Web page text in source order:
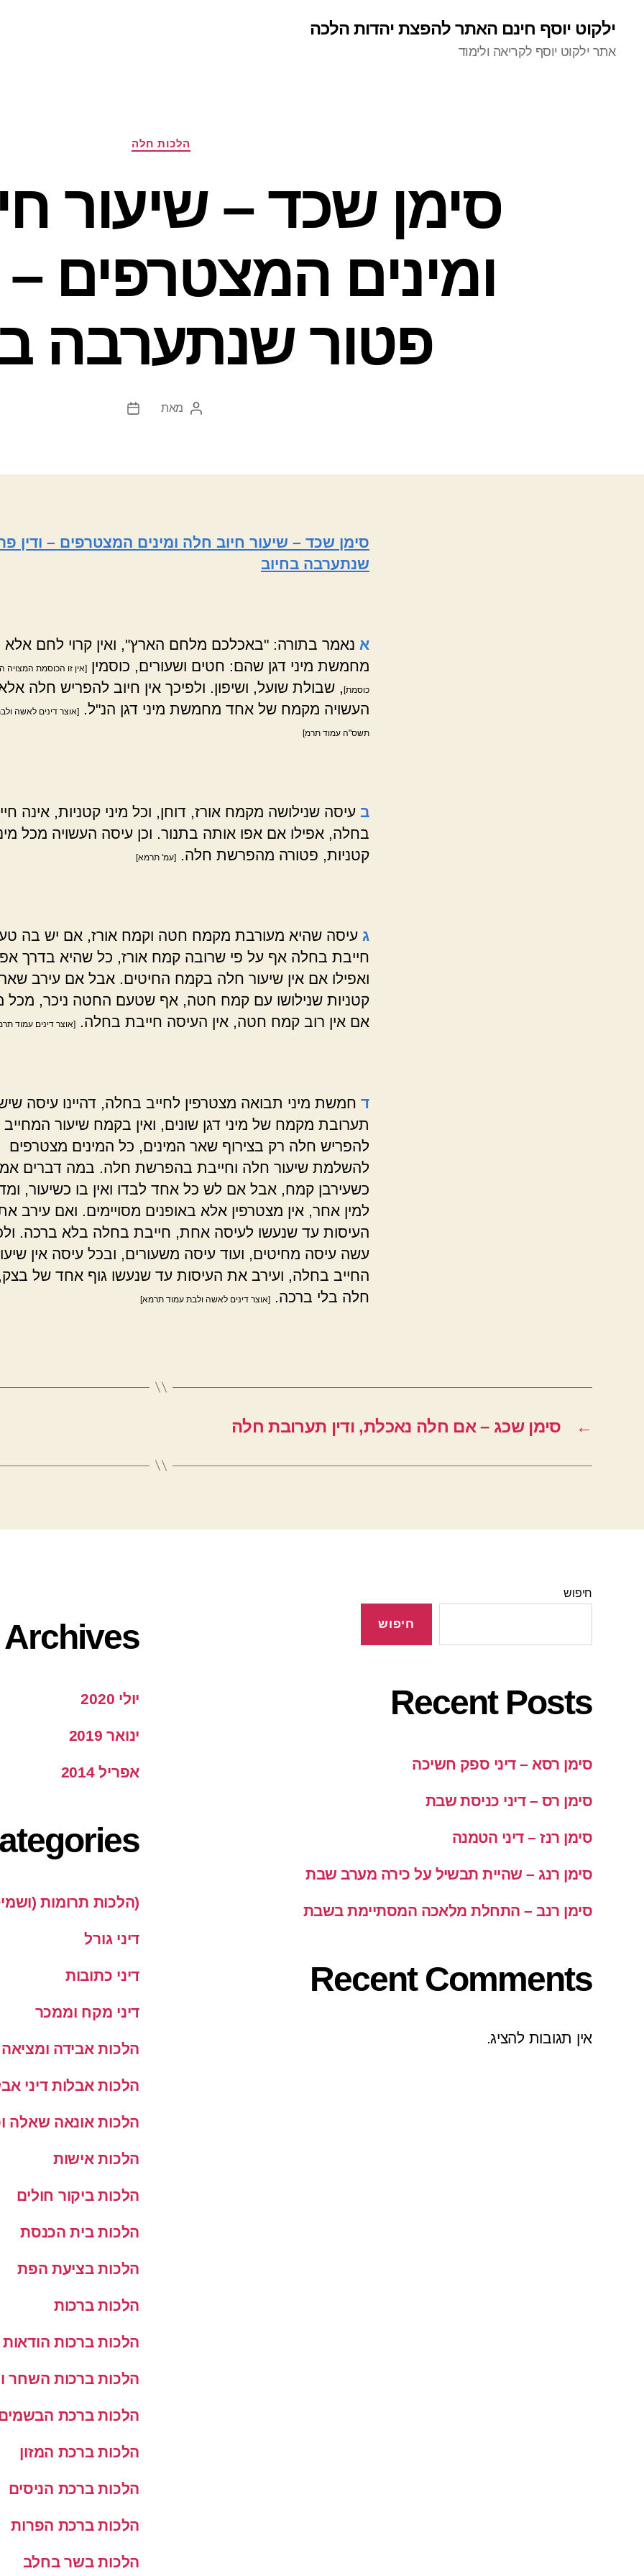
ילקוט יוסף חינם האתר להפצת יהדות הלכה
אתר ילקוט יוסף לקריאה ולימוד
קטגוריות
הלכות חלה
סימן שכד – שיעור
ומינים המצטרפים –
פטור שנתערבה
המחבר
מאת
תאריך
סימן שכד – שיעור חיוב חלה ומינים המצטרפים – ודין
שנתערבה בחיוב
א נאמר בתורה: "באכלכם מלחם הארץ", ואין קרוי לחם
מחמשת מיני דגן שהם: חטים ושעורים, כוסמין [אין זו הכוסמת המצויה
כוסמת] , שבולת שועל, ושיפון. ולפיכך אין חיוב להפריש חלה
העשויה מקמח של אחד מחמשת מיני דגן הנ"ל.
[אוצר דינים לאשה
תשס"ה עמוד תרמ]
ב עיסה שנילושה מקמח אורז, דוחן, וכל מיני קטניות, אינה
בחלה, אפילו אם אפו אותה בתנור. וכן עיסה העשויה מכל
קטניות, פטורה מהפרשת חלה.
[עמ' תרמא]
ג עיסה שהיא מעורבת מקמח חטה וקמח אורז, אם יש בה
חייבת בחלה אף על פי שרובה קמח אורז, כל שהיא בדרך
ואפילו אם אין שיעור חלה בקמח החיטים. אבל אם עירב שאר
קטניות שנילושו עם קמח חטה, אף שטעם החטה ניכר, מכל
אם אין רוב קמח חטה, אין העיסה חייבת בחלה.
[אוצר דינים עמוד
ד חמשת מיני תבואה מצטרפין לחייב בחלה, דהיינו עיסה
תערובת מקמח של מיני דגן שונים, ואין בקמח שיעור המחייב
להפריש חלה רק בצירוף שאר המינים, כל המינים מצטרפים
להשלמת שיעור חלה וחייבת בהפרשת חלה. במה דברים
כשעירבן קמח, אבל אם לש כל אחד לבדו ואין בו כשיעור,
למין אחר, אין מצטרפין אלא באופנים מסויימים. ואם עירב
העיסות עד שנעשו לעיסה אחת, חייבת בחלה בלא ברכה.
עשה עיסה מחיטים, ועוד עיסה משעורים, ובכל עיסה אין
החייב בחלה, ועירב את העיסות עד שנעשו גוף אחד של
חלה בלי ברכה.
[אוצר דינים לאשה ולבת עמוד תרמא]
← סימן שכג – אם חלה נאכלת, ודין תערובת חלה
חיפוש
חיפוש
Recent Posts
סימן רסא – דיני ספק חשיכה
סימן רס – דיני כניסת שבת
סימן רנז – דיני הטמנה
סימן רנג – שהיית תבשיל על כירה מערב שבת
סימן רנב – התחלת מלאכה המסתיימת בשבת
Recent Comments
אין תגובות להציג.
Archives
יולי 2020
ינואר 2019
אפריל 2014
(הלכות תרומות
דיני גורל
דיני כתובות
דיני מקח וממכר
הלכות אבידה ומציאה
הלכות אבלות דיני
הלכות אונאה שאלה
הלכות אישות
הלכות ביקור חולים
הלכות בית הכנסת
הלכות בציעת הפת
הלכות ברכות
הלכות ברכות הודאות
הלכות ברכות השחר
הלכות ברכת
הלכות ברכת המזון
הלכות ברכת הניסים
הלכות ברכת הפרות
הלכות בשר בחלב